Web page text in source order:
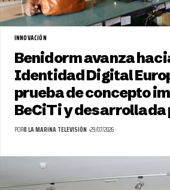
INNOVACIÓN
Benidorm avanza
Identidad Digital
prueba de concepto
BeCiTi y desarrollada
POR8 LA MARINA TELEVISIÓN 29/07/2026